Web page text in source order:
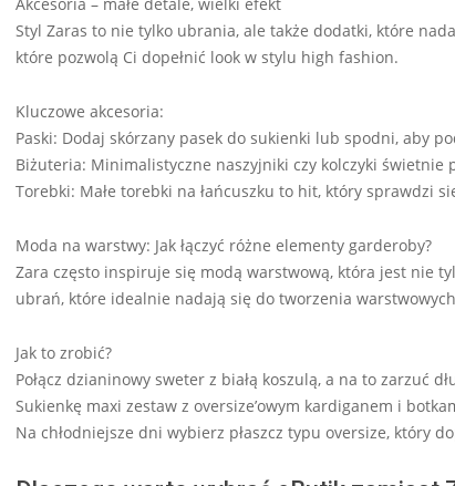
Styl Zaras to nie tylko ubrania, ale także dodatki, które
które pozwolą Ci dopełnić look w stylu high fashion.
Kluczowe akcesoria:
Paski: Dodaj skórzany pasek do sukienki lub spodni, aby
Biżuteria: Minimalistyczne naszyjniki czy kolczyki świetnie
Torebki: Małe torebki na łańcuszku to hit, który sprawdzi
Moda na warstwy: Jak łączyć różne elementy garderoby?
Zara często inspiruje się modą warstwową, która jest nie
ubrań, które idealnie nadają się do tworzenia
Jak to zrobić?
Połącz dzianinowy sweter z białą koszulą, a na to zarzuć
Sukienkę maxi zestaw z oversize’owym kardiganem i
Na chłodniejsze dni wybierz płaszcz typu oversize, który